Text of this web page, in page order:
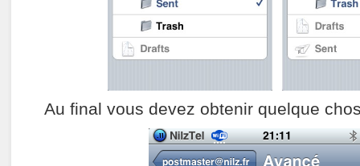
Au final vous devez obtenir quelque